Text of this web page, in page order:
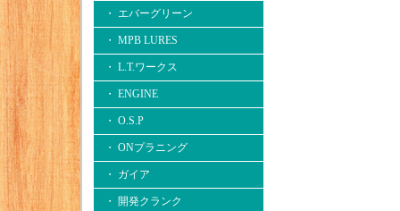
・ エバーグリーン
・ MPB LURES
・ L.T.ワークス
・ ENGINE
・ O.S.P
・ ONプラニング
・ ガイア
・ 開発クランク